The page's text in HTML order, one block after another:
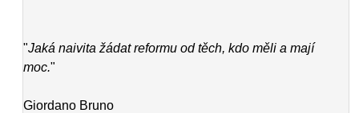
"Jaká naivita žádat reformu od těch, kdo měli a mají
moc."
Giordano Bruno